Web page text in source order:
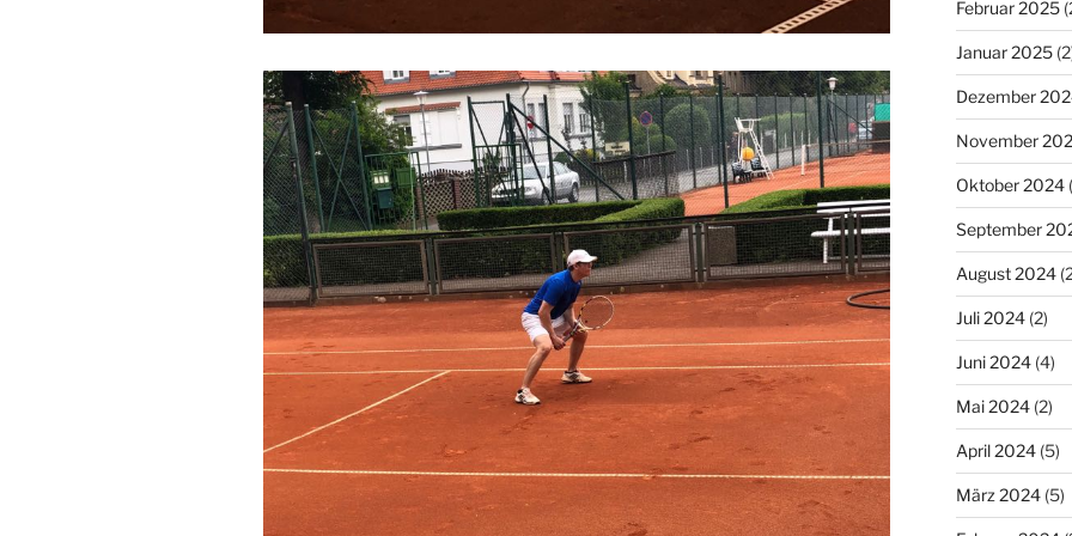
Februar 2025
Januar 2025
Dezember
November
Oktober 2024
September
August 2024
Juli 2024(2)
Juni 2024(4)
Mai 2024(2)
April 2024(5)
März 2024(5)